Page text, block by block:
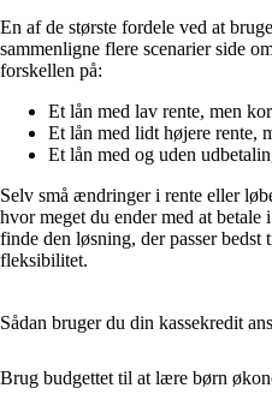
En af de største fordele ved at
sammenligne flere scenarier side
forskellen på:
Et lån med lav rente, men
Et lån med lidt højere rente,
Et lån med og uden
Selv små ændringer i rente eller
hvor meget du ender med at betale
finde den løsning, der passer
fleksibilitet.
Sådan bruger du din kassekredit
Brug budgettet til at lære børn